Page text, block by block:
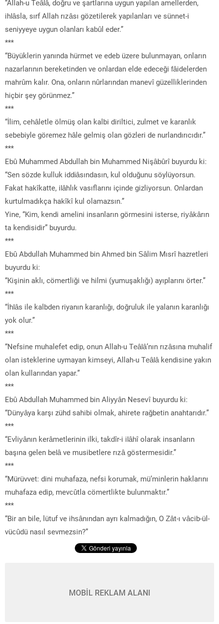
“Allah-u Teâlâ, doğru ve şartlarına uygun yapılan amellerden,
ihlâsla, sırf Allah rızâsı gözetilerek yapılanları ve sünnet-i
seniyyeye uygun olanları kabûl eder.”
***
“Büyüklerin yanında hürmet ve edeb üzere bulunmayan, onların
nazarlarının bereketinden ve onlardan elde edeceği fâidelerden
mahrûm kalır. Ona, onların nûrlarından manevî güzelliklerinden
hiçbir şey görünmez.”
***
“İlim, cehâletle ölmüş olan kalbi diriltici, zulmet ve karanlık
sebebiyle göremez hâle gelmiş olan gözleri de nurlandırıcıdır.”
***
Ebû Muhammed Abdullah bin Muhammed Nişâbûrî buyurdu ki:
“Sen sözde kulluk iddiâsındasın, kul olduğunu söylüyorsun.
Fakat hakîkatte, ilâhlık vasıflarını içinde gizliyorsun. Onlardan
kurtulmadıkça hakîkî kul olamazsın.”
Yine, “Kim, kendi amelini insanların görmesini isterse, riyâkârın
ta kendisidir” buyurdu.
***
Ebû Abdullah Muhammed bin Ahmed bin Sâlim Mısrî hazretleri
buyurdu ki:
“Kişinin aklı, cömertliği ve hilmi (yumuşaklığı) ayıplarını örter.”
***
“İhlâs ile kalbden riyanın karanlığı, doğruluk ile yalanın karanlığı
yok olur.”
***
“Nefsine muhalefet edip, onun Allah-u Teâlâ’nın rızâsına muhalif
olan isteklerine uymayan kimseyi, Allah-u Teâlâ kendisine yakın
olan kullarından yapar.”
***
Ebû Abdullah Muhammed bin Aliyyân Nesevî buyurdu ki:
“Dünyâya karşı zühd sahibi olmak, ahirete rağbetin anahtarıdır.”
***
“Evliyânın kerâmetlerinin ilki, takdîr-i ilâhî olarak insanların
başına gelen belâ ve musibetlere rızâ göstermesidir.”
***
“Mürüvvet: dini muhafaza, nefsi korumak, mü’minlerin haklarını
muhafaza edip, mevcûtla cömertlikte bulunmaktır.”
***
“Bir an bile, lütuf ve ihsânından ayrı kalmadığın, O Zât-ı vâcib-ül-
vücûdü nasıl sevmezsin?”
MOBİL REKLAM ALANI